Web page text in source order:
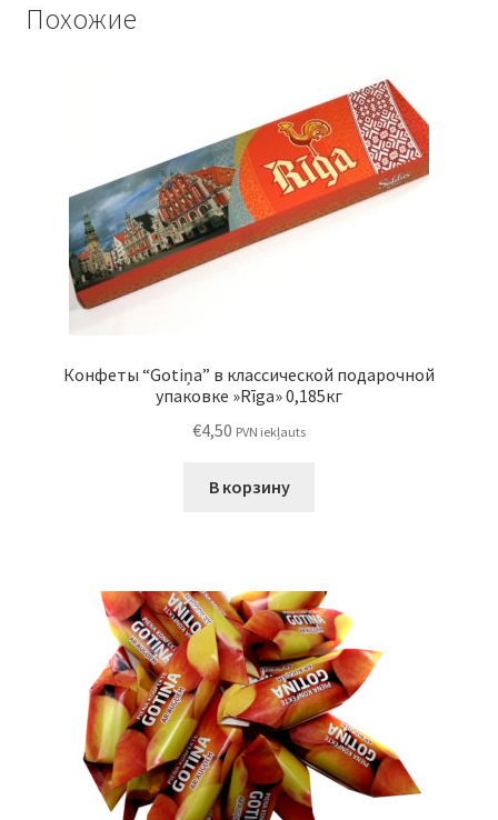
Похожие
Конфеты “Gotiņa” в классической подарочной
упаковке »Rīga» 0,185кг
€4,50 PVN iekļauts
В корзину